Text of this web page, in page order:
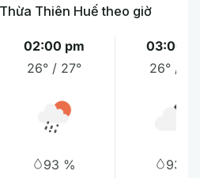
Thiên Huế theo giờ
02:00 pm
26° / 27°
93 %
03:00
26° /
93 %